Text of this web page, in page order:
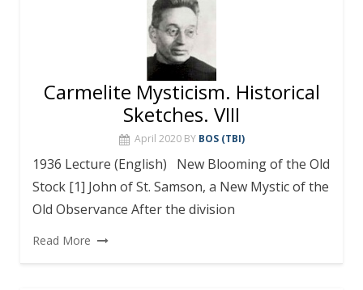
Carmelite Mysticism. Historical
Sketches. VIII
April 2020 BY BOS (TBI)
1936 Lecture (English) New Blooming of the Old
Stock [1] John of St. Samson, a New Mystic of the
Old Observance After the division
Read More